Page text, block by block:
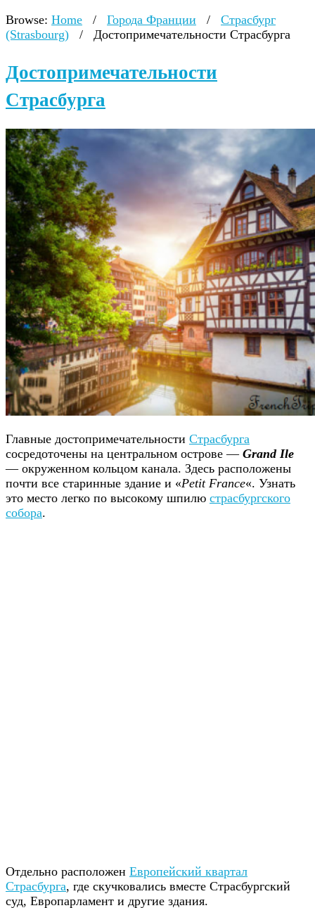
Browse: Home / Города Франции /
Страсбург
(Strasbourg)
/ Достопримечательности Страсбурга
Достопримечательности
Страсбурга
Главные достопримечательности Страсбурга
сосредоточены на центральном острове — Grand Ile
— окруженном кольцом канала. Здесь расположены
почти все старинные здание и «Petit France«. Узнать
это место легко по высокому шпилю страсбургского
собора.
Отдельно расположен Европейский квартал
Страсбурга, где скучковались вместе Страсбургский
суд, Европарламент и другие здания.